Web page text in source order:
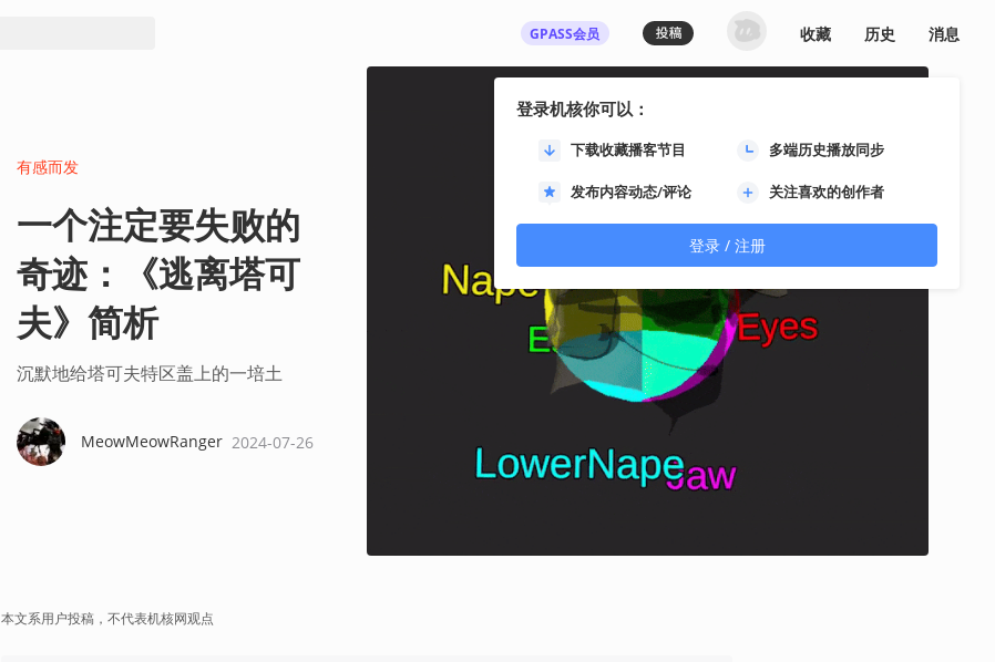
GPASS会员
登录机核你可以：
下载收藏播客节目 多端历史播放同步
发布内容动态/评论 关注喜欢的创作者
登录 / 注册
收藏 历史 消息
有感而发
一个注定要失败的
奇迹：《逃离塔可
夫》简析
沉默地给塔可夫特区盖上的一培土
MeowMeowRanger 2024-07-26
本文系用户投稿，不代表机核网观点